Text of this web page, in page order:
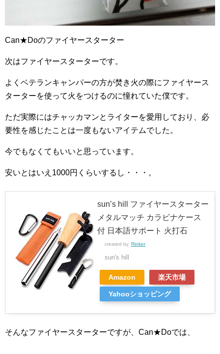
Can★Doのファイヤースターター
次はファイヤースターターです。
よくベテランキャンパーの方が焚き火の際にファイヤース
ターターを使って火をつけるのに憧れていた僕です。
ただ実際にはチャッカマンとライターを愛用しており、必
要性を感じたことは一度もないアイテムでした。
今でもなくてもいいと思っています。
安いとはいえ1000円くらいするし・・・。
sun’s hill ファイヤースターター
メタルマッチ カラビナケース
付 日本語サポート 火打石
created by Rinker
sun's hill
Amazon 楽天市場
Yahooショッピング
そんなファイヤースターターですが、Can★Doでは、